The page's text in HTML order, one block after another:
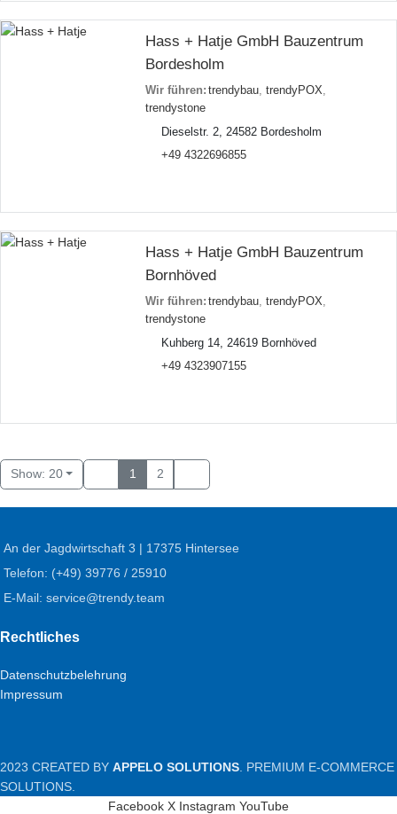
Hass + Hatje GmbH Bauzentrum
Bordesholm
Wir führen: trendybau,trendyPOX,
trendystone
Dieselstr. 2, 24582 Bordesholm
+49 4322696855
Hass + Hatje GmbH Bauzentrum
Bornhöved
Wir führen: trendybau,trendyPOX,
trendystone
Kuhberg 14, 24619 Bornhöved
+49 4323907155
Show: 20 1 2
An der Jagdwirtschaft 3 | 17375 Hintersee
Telefon: (+49) 39776 / 25910
E-Mail: service@trendy.team
Rechtliches
Datenschutzbelehrung
Impressum
2023 CREATED BY APPELO SOLUTIONS . PREMIUM E-COMMERCE
SOLUTIONS.
Facebook X Instagram YouTube